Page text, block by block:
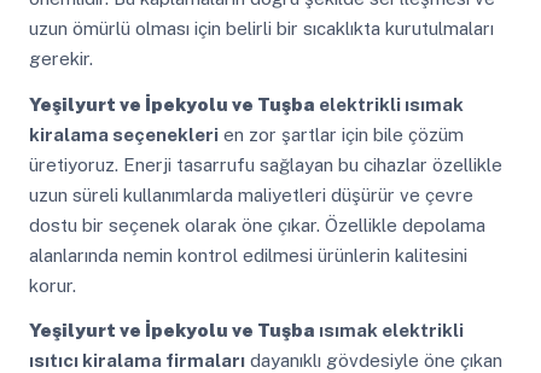
uzun ömürlü olması için belirli bir sıcaklıkta kurutulmaları
gerekir.
Yeşilyurt ve İpekyolu ve Tuşba elektrikli ısımak
kiralama seçeneklerien zor şartlar için bile çözüm
üretiyoruz. Enerji tasarrufu sağlayan bu cihazlar özellikle
uzun süreli kullanımlarda maliyetleri düşürür ve çevre
dostu bir seçenek olarak öne çıkar. Özellikle depolama
alanlarında nemin kontrol edilmesi ürünlerin kalitesini
korur.
Yeşilyurt ve İpekyolu ve Tuşba ısımak elektrikli
ısıtıcı kiralama firmalarıdayanıklı gövdesiyle öne çıkan